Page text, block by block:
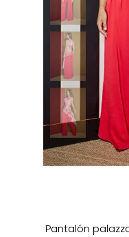
Pantalón